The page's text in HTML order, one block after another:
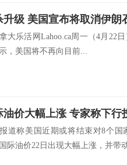
升级 美国宣布将取消伊朗
大乐活网Lahoo.ca周一（4月22
，美国将不再向目前...
油价大幅上涨 专家称下行
道称美国近期或将结束对8个
际油价22日出现大幅上涨，并带